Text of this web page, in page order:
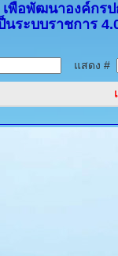
พื่อพัฒนาองค์กร
นระบบราชการ
แสดง #